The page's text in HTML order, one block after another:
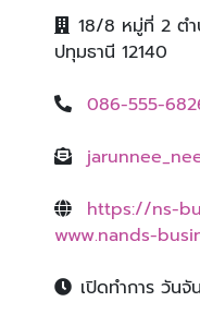
18/8 หมู่ที่ 2 ตำ
ปทุมธานี 12140
086-555-
https://ns-
www.nands-
เปิดทำการ วัน